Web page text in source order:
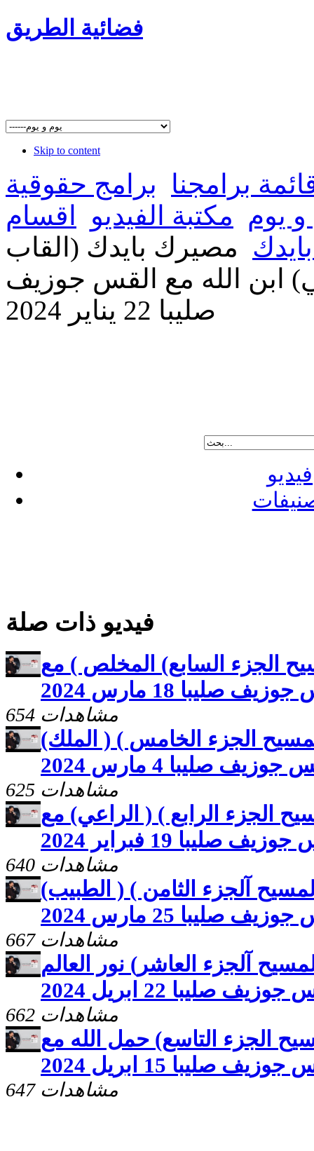
فضائية الطريق
Skip to content
برامجنا
برامج حقوقية
و يوم مكتبة الفيديو
اقسام
مصيرك بايدك (القاب
ابن الله مع القس جوزيف
صليبا 22 يناير 2024
فيديو
فيديو ذات صلة
الجزء السابع) المخلص ) مع
صليبا 18 مارس 2024
654 مشاهدات
الجزء الخامس ) ( الملك)
صليبا 4 مارس 2024
625 مشاهدات
الجزء الرابع ) ( الراعي) مع
صليبا 19 فبراير 2024
640 مشاهدات
آلجزء الثامن ) ( الطبيب)
صليبا 25 مارس 2024
667 مشاهدات
آلجزء العاشر) نور العالم
صليبا 22 ابريل 2024
662 مشاهدات
الجزء التاسع) حمل الله مع
صليبا 15 ابريل 2024
647 مشاهدات